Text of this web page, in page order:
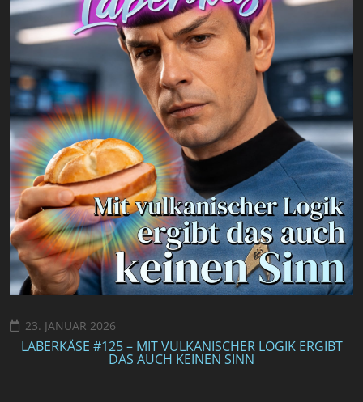
23. JANUAR 2026
LABERKÄSE #125 – MIT VULKANISCHER LOGIK ERGIBT
DAS AUCH KEINEN SINN